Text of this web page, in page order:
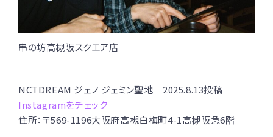
串の坊高槻阪スクエア店
NCTDREAM ジェノ ジェミン聖地 2025.8.13投稿
Instagramをチェック
住所：〒569-1196大阪府高槻白梅町4-1高槻阪急6階